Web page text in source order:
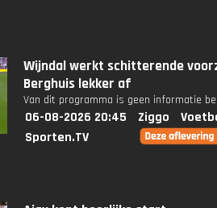
Wijndal werkt schitterende
Berghuis lekker af
Van dit programma is geen informatie
06-08-2026 20:45 Ziggo
Sporten.TV